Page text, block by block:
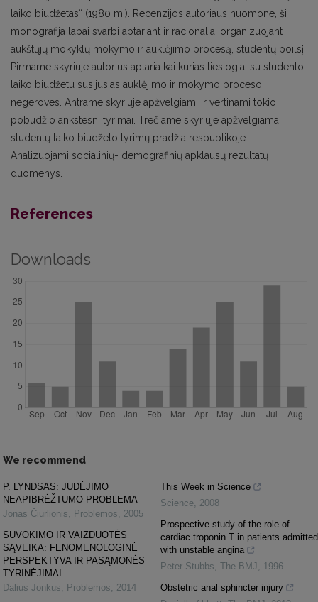
laiko biudžetas“ (1980 m.). Recenzijos autoriaus nuomone, ši
monografija labai svarbi aptariant ir racionaliai organizuojant
aukštųjų mokyklų mokymo ir auklėjimo procesą, studentų poilsį.
Pirmame skyriuje autorius aptaria kai kurias tiesiogiai su studento
laiko biudžetu susijusias auklėjimo ir mokymo proceso
negeroves. Antrame skyriuje apžvelgiami ir vertinami tokio
pobūdžio ankstesni tyrimai. Trečiame skyriuje apžvelgiama
studentų laiko biudžeto tyrimų pradžia respublikoje.
Analizuojami socialinių- demografinių apklausų rezultatų
duomenys.
References
Downloads
We recommend
P. LYNDSAS: JUDĖJIMO
NEAPIBRĖŽTUMO PROBLEMA
Jonas Čiurlionis
Problemos
2005
SUVOKIMO IR VAIZDUOTĖS
SĄVEIKA: FENOMENOLOGINĖ
PERSPEKTYVA IR PASĄMONĖS
TYRINĖJIMAI
Dalius Jonkus
Problemos
2014
This Week in Science
Science 2008
Prospective study of the role of
cardiac troponin T in patients admitted
with unstable angina
Peter Stubbs The BMJ
1996
Obstetric anal sphincter injury